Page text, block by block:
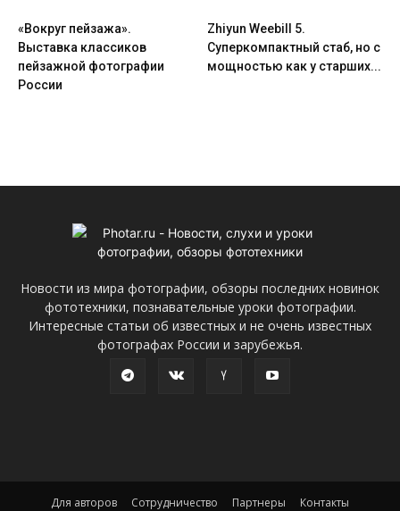
«Вокруг пейзажа».
Выставка классиков
пейзажной фотографии
России
Zhiyun Weebill 5.
Cуперкомпактный стаб, но с
мощностью как у старших...
Новости из мира фотографии, обзоры последних новинок
фототехники, познавательные уроки фотографии.
Интересные статьи об известных и не очень известных
фотографах России и зарубежья.
Для авторов Сотрудничество Партнеры Контакты